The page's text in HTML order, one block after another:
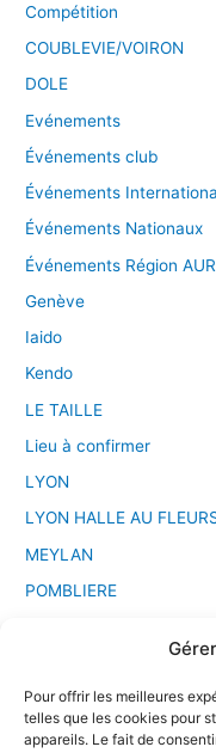
Pour offrir les meilleures
telles que les cookies pour
appareils. Le fait de
Compétition
COUBLEVIE/VOIRON
DOLE
Evénements
Événements club
Événements
Événements Nationaux
Événements Région
Genève
Iaido
Kendo
LE TAILLE
Lieu à confirmer
LYON
LYON HALLE AU
MEYLAN
POMBLIERE
Sport Chanbara
Stage